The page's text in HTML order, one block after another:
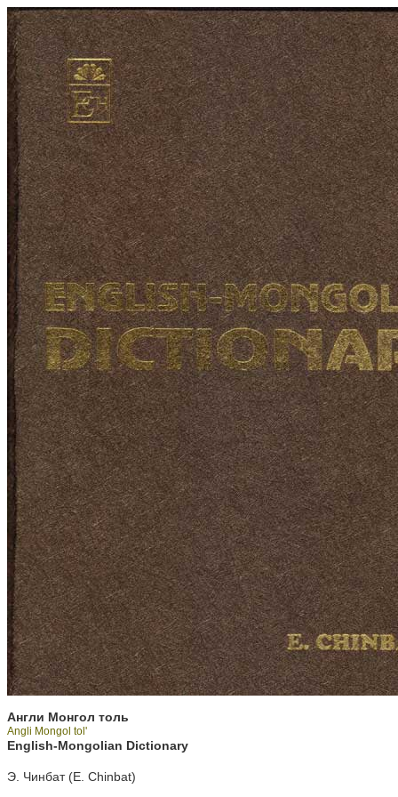
Англи Монгол толь
Angli Mongol tol'
English-Mongolian Dictionary
Э. Чинбат (E. Chinbat)